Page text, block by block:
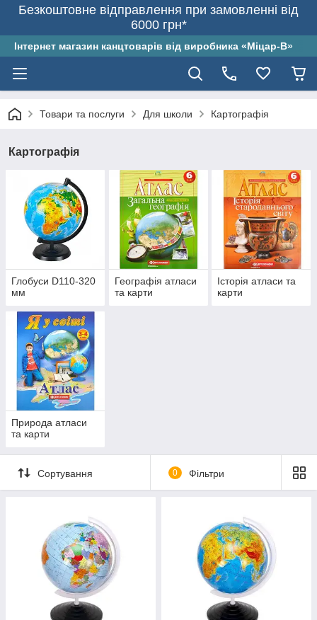
Безкоштовне відправлення при замовленні від
6000 грн*
Інтернет магазин канцтоварів від виробника «Міцар-В»
Товари та послуги Для школи Картографія
Картографія
Глобуси D110-320
мм
Географія атласи
та карти
Історія атласи та
карти
Природа атласи
та карти
Сортування 0 Фільтри